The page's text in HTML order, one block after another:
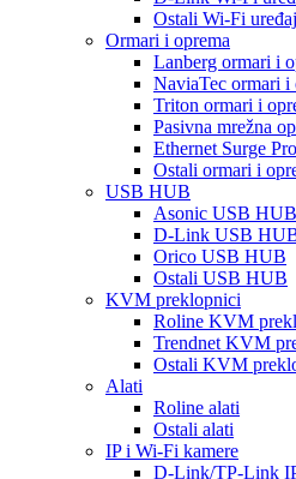
Ostali Wi-Fi
Ormari i oprema
Lanberg ormari i
NaviaTec ormari i
Triton ormari i
Pasivna mrežna
Ethernet Surge
Ostali ormari i
USB HUB
Asonic USB HUB
D-Link USB
Orico USB HUB
Ostali USB HUB
KVM preklopnici
Roline KVM
Trendnet KVM
Ostali KVM
Alati
Roline alati
Ostali alati
IP i Wi-Fi kamere
D-Link/TP-Link